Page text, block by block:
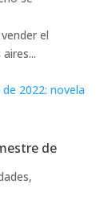
el
de
,